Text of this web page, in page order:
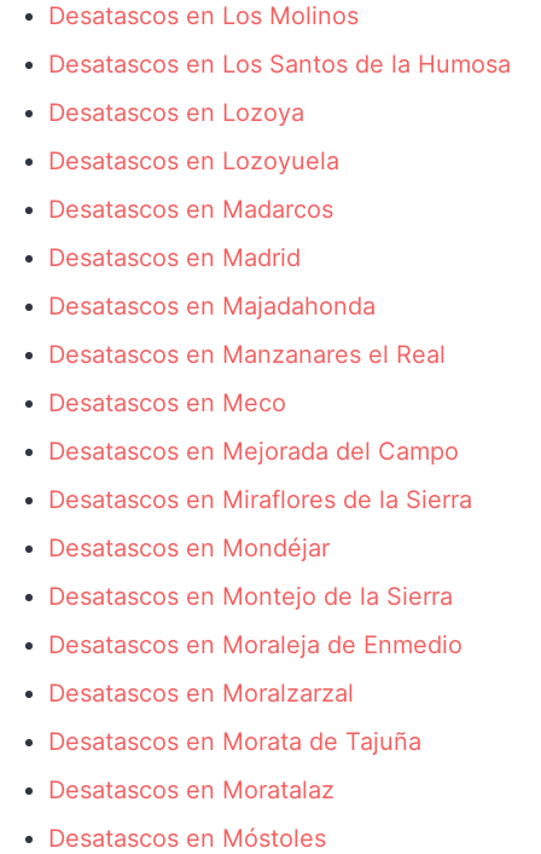
Desatascos en Los Molinos
Desatascos en Los Santos de la Humosa
Desatascos en Lozoya
Desatascos en Lozoyuela
Desatascos en Madarcos
Desatascos en Madrid
Desatascos en Majadahonda
Desatascos en Manzanares el Real
Desatascos en Meco
Desatascos en Mejorada del Campo
Desatascos en Miraflores de la Sierra
Desatascos en Mondéjar
Desatascos en Montejo de la Sierra
Desatascos en Moraleja de Enmedio
Desatascos en Moralzarzal
Desatascos en Morata de Tajuña
Desatascos en Moratalaz
Desatascos en Móstoles